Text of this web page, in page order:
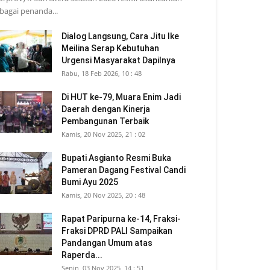
penanda...
Dialog Langsung, Cara Jitu Ike
Meilina Serap Kebutuhan
Urgensi Masyarakat Dapilnya
Rabu, 18 Feb 2026, 10 : 48
Di HUT ke-79, Muara Enim Jadi
Daerah dengan Kinerja
Pembangunan Terbaik
Kamis, 20 Nov 2025, 21 : 02
Bupati Asgianto Resmi Buka
Pameran Dagang Festival Candi
Bumi Ayu 2025
Kamis, 20 Nov 2025, 20 : 48
Rapat Paripurna ke-14, Fraksi-
Fraksi DPRD PALI Sampaikan
Pandangan Umum atas
Raperda...
Senin, 03 Nov 2025, 14 : 51